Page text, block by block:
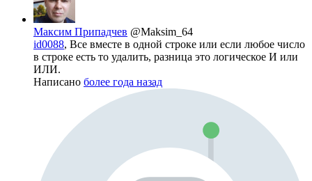
Максим Припадчев @Maksim_64
id0088, Все вместе в одной строке или если любое число
в строке есть то удалить, разница это логическое И или
ИЛИ.
Написано более года назад